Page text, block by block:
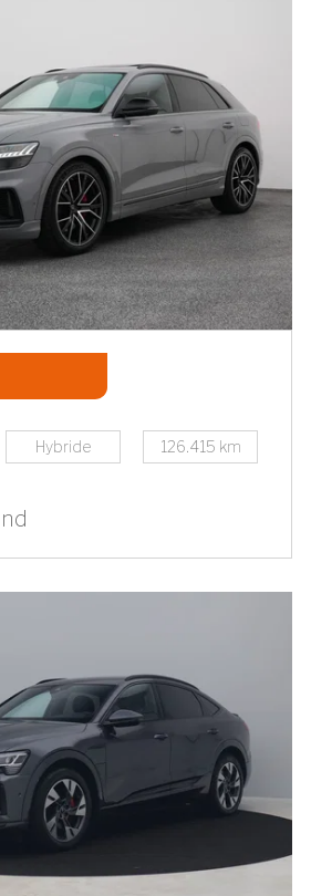
Hybride 126.415 km